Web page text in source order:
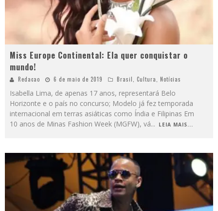
Miss Europe Continental: Ela quer conquistar o
mundo!
Redacao 6 de maio de 2019 Brasil Cultura Notícias
Isabella Lima, de apenas 17 anos, representará Belo
Horizonte e o país no concurso; Modelo já fez temporada
internacional em terras asiáticas como Índia e Filipinas Em
10 anos de Minas Fashion Week (MGFW), vá... LEIA MAIS...